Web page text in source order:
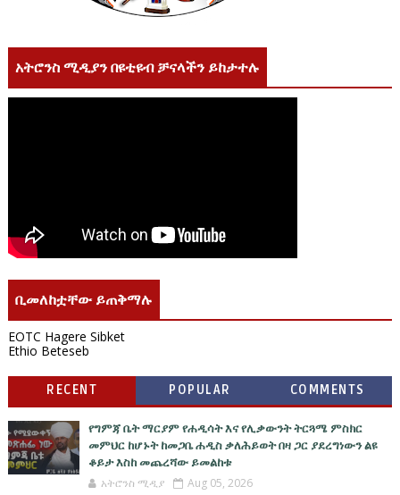
አትሮንስ ሚዲያን በዩቲዩብ ቻናላችን ይከታተሉ
ቢመለከቷቸው ይጠቅማሉ
EOTC Hagere Sibket
Ethio Beteseb
RECENT POPULAR COMMENTS
የግምጃ ቤት ማርያም የሐዲሳት እና የሊቃውንት ትርጓሜ ምስክር
መምህር ከሆኑት ከመጋቤ ሐዲስ ቃለሕይወት በዛ ጋር ያደረግነውን ልዩ
ቆይታ እስከ መጨረሻው ይመልከቱ
አትሮንስ ሚዲያ Aug 05, 2026